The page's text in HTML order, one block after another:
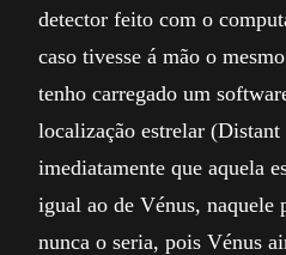
detector feito com o
caso tivesse á mão o
tenho carregado um
localização estrelar (Distant
imediatamente que aquela
igual ao de Vénus, naquele
nunca o seria, pois Vénus